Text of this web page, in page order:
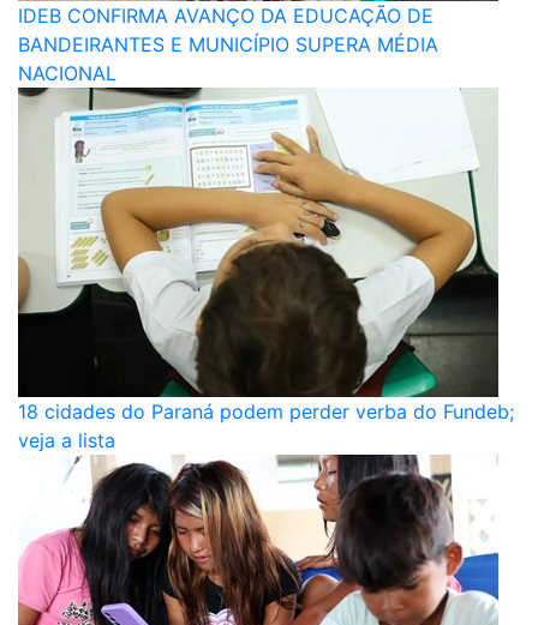
IDEB CONFIRMA AVANÇO DA EDUCAÇÃO DE
BANDEIRANTES E MUNICÍPIO SUPERA MÉDIA
NACIONAL
18 cidades do Paraná podem perder verba do Fundeb;
veja a lista